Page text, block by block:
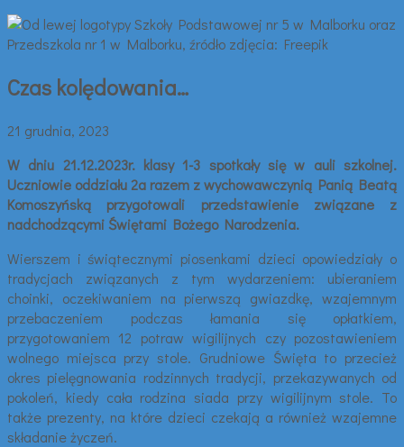
Czas kolędowania…
21 grudnia, 2023
W dniu 21.12.2023r. klasy 1-3 spotkały się w auli szkolnej.
Uczniowie oddziału 2a razem z wychowawczynią Panią Beatą
Komoszyńską przygotowali przedstawienie związane z
nadchodzącymi Świętami Bożego Narodzenia.
Wierszem i świątecznymi piosenkami dzieci opowiedziały o
tradycjach związanych z tym wydarzeniem: ubieraniem
choinki, oczekiwaniem na pierwszą gwiazdkę, wzajemnym
przebaczeniem podczas łamania się opłatkiem,
przygotowaniem 12 potraw wigilijnych czy pozostawieniem
wolnego miejsca przy stole. Grudniowe Święta to przecież
okres pielęgnowania rodzinnych tradycji, przekazywanych od
pokoleń, kiedy cała rodzina siada przy wigilijnym stole. To
także prezenty, na które dzieci czekają a również wzajemne
składanie życzeń.